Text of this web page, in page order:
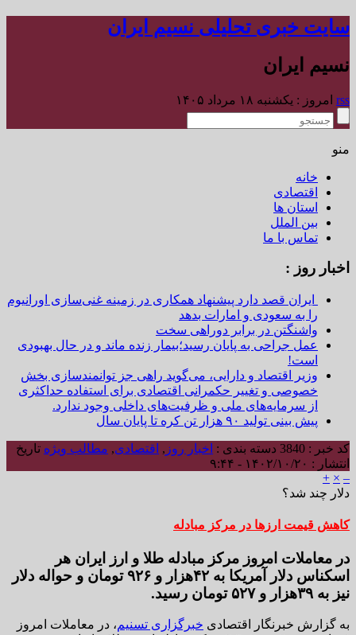
سایت خبری تحلیلی نسیم ایران
نسیم ایران
rss امروز : یکشنبه ۱۸ مرداد ۱۴۰۵
منو
خانه
اقتصادی
استان ها
بین الملل
تماس با ما
اخبار روز :
ایران قصد دارد پیشنهاد همکاری در زمینه غنی‌سازی اورانیوم
را به سعودی و امارات بدهد
واشنگتن در برابر دوراهی سخت
عمل جراحی به پایان رسید؛بیمار زنده ماند و در حال بهبودی
است!
وزیر اقتصاد و دارایی، می‌گوید راهی جز توانمندسازی بخش
خصوصی و تغییر حکمرانی اقتصادی برای استفاده حداکثری
از سرمایه‌های ملی و ظرفیت‌های داخلی وجود ندارد.
پیش بینی تولید ۹۰ هزار تن کره تا پایان سال
کد خبر : 3840 دسته بندی : اخبار روز , اقتصادی, مطالب ویژه تاریخ
انتشار : ۱۴۰۲/۱۰/۲۰ - ۹:۴۴
–
×
+
دلار چند شد؟
کاهش قیمت ارزها در مرکز مبادله
در معاملات امروز مرکز مبادله طلا و ارز ایران هر
اسکناس دلار آمریکا به ۴۲هزار و ۹۲۶ تومان و حواله دلار
نیز به ۳۹هزار و ۵۲۷ تومان رسید.
به گزارش خبرنگار اقتصادی خبرگزاری تسنیم، در معاملات امروز